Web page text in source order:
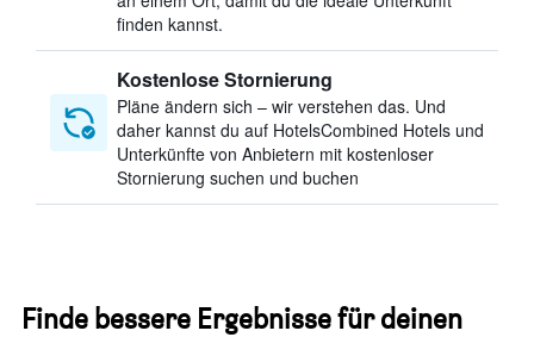
finden kannst.
Kostenlose Stornierung
Pläne ändern sich – wir verstehen das. Und
daher kannst du auf HotelsCombined Hotels und
Unterkünfte von Anbietern mit kostenloser
Stornierung suchen und buchen
Finde bessere Ergebnisse für deinen